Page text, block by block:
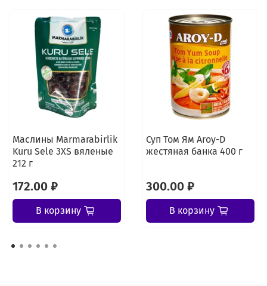
Маслины Marmarabirlik
Kuru Sele 3XS вяленые
212 г
172.00 ₽
В корзину
Суп Том Ям Aroy-D
жестяная банка 400 г
300.00 ₽
В корзину